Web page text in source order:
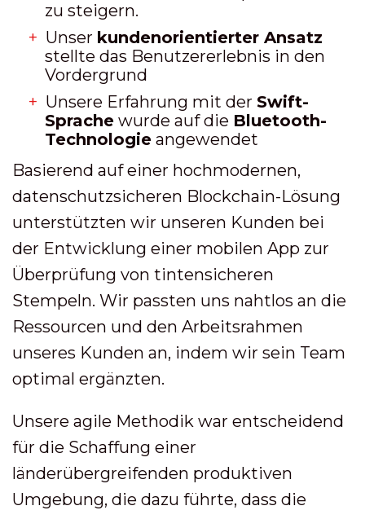
zu steigern.
Unser kundenorientierter Ansatz
stellte das Benutzererlebnis in den
Vordergrund
Unsere Erfahrung mit der Swift-
Sprache wurde auf die Bluetooth-
Technologie angewendet
Basierend auf einer hochmodernen,
datenschutzsicheren Blockchain-Lösung
unterstützten wir unseren Kunden bei
der Entwicklung einer mobilen App zur
Überprüfung von tintensicheren
Stempeln. Wir passten uns nahtlos an die
Ressourcen und den Arbeitsrahmen
unseres Kunden an, indem wir sein Team
optimal ergänzten.
Unsere agile Methodik war entscheidend
für die Schaffung einer
länderübergreifenden produktiven
Umgebung, die dazu führte, dass die